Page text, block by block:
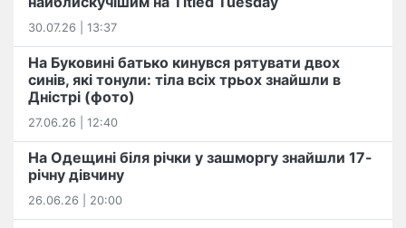
30.07.26 | 13:37
На Буковині батько кинувся рятувати двох
синів, які тонули: тіла всіх трьох знайшли в
Дністрі (фото)
27.06.26 | 12:40
На Одещині біля річки у зашморгу знайшли 17-
річну дівчину
26.06.26 | 20:00